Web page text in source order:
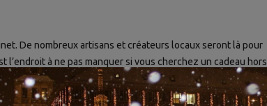
De nombreux artisans et créateurs locaux seront là pour
à ne pas manquer si vous cherchez un cadeau hors
part ailleurs !